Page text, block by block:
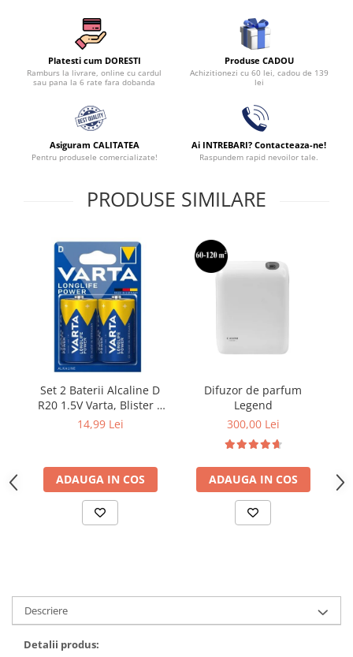
Platesti cum DORESTI
Ramburs la livrare, online cu cardul
sau pana la 6 rate fara dobanda
Produse CADOU
Achizitionezi cu 60 lei, cadou de 139
lei
Asiguram CALITATEA
Pentru produsele comercializate!
Ai INTREBARI? Contacteaza-ne!
Raspundem rapid nevoilor tale.
PRODUSE SIMILARE
Set 2 Baterii Alcaline D
R20 1.5V Varta, Blister 2
bucati LR20
14,99 Lei
ADAUGA IN COS
Difuzor de parfum
Legend
300,00 Lei
ADAUGA IN COS
Descriere
Detalii produs: